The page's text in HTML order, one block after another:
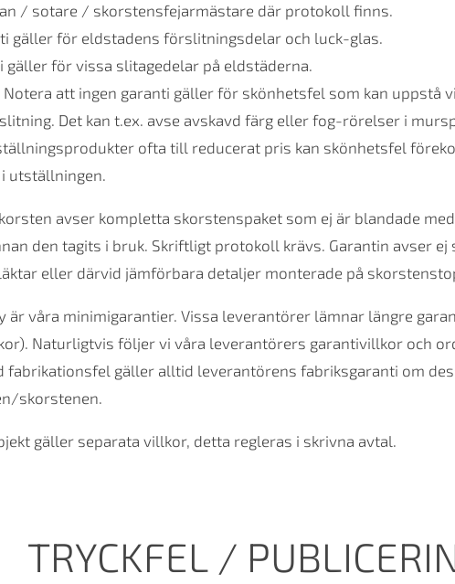
/ sotare / skorstensfejarmästare där protokoll finns.
gäller för eldstadens förslitningsdelar och luck-glas.
gäller för vissa slitagedelar på eldstäderna.
Notera att ingen garanti gäller för skönhetsfel som kan uppstå
Det kan t.ex. avse avskavd färg eller fog-rörelser i
ofta till reducerat pris kan skönhetsfel
utställningen.
avser kompletta skorstenspaket som ej är blandade
den tagits i bruk. Skriftligt protokoll krävs. Garantin avser
eller därvid jämförbara detaljer monterade på
är våra minimigarantier. Vissa leverantörer lämnar längre
Naturligtvis följer vi våra leverantörers garantivillkor och
fabrikationsfel gäller alltid leverantörens fabriksgaranti om
skorstenen.
gäller separata villkor, detta regleras i skrivna avtal.
TRYCKFEL /